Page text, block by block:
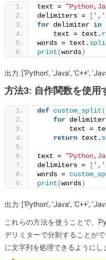
text =
delimiters =
[ ','
for delimiter in
    text = text.
words = text.
print(words)
出力: [‘Python’, ‘Java’, ‘C++’,
方法3: 自作関数を使用
def custom_split(
for delimiter
text =
return text.
text =
delimiters =
[ ','
words =
print(words)
出力: [‘Python’, ‘Java’, ‘C++’,
これらの方法を使うことで、
デリミターで分割することが
に文字列を処理できるようにし